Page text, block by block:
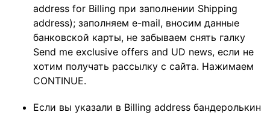
address for Billing при заполнении Shipping
address); заполняем e-mail, вносим данные
банковской карты, не забываем снять галку
Send me exclusive offers and UD news, если не
хотим получать рассылку с сайта. Нажимаем
CONTINUE.
Если вы указали в Billing address бандеролькин